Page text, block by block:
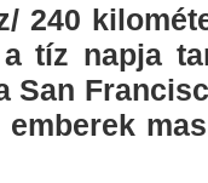
240
tíz napja
San